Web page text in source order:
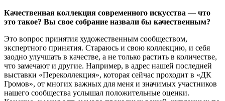
Качественная коллекция современного искусства — что
это такое? Вы свое собрание назвали бы качественным?
Это вопрос принятия художественным сообществом,
экспертного принятия. Стараюсь и свою коллекцию, и себя
заодно улучшать в качестве, а не только растить в количестве,
что замечают и другие. Например, в адрес нашей последней
выставки «Переколлекция», которая сейчас проходит в «ДК
Громов», от многих важных для меня и значимых участников
нашего сообщества услышал положительные оценки.